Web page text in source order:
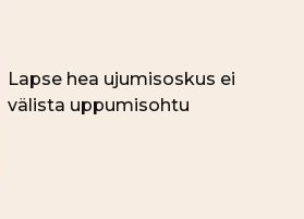
Lapse hea ujumisoskus ei
välista uppumisohtu